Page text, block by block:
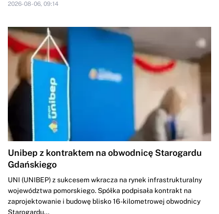
2026-08-06, 09:14
Unibep z kontraktem na obwodnicę Starogardu
Gdańskiego
UNI (UNIBEP) z sukcesem wkracza na rynek infrastrukturalny
województwa pomorskiego. Spółka podpisała kontrakt na
zaprojektowanie i budowę blisko 16-kilometrowej obwodnicy
Starogardu...